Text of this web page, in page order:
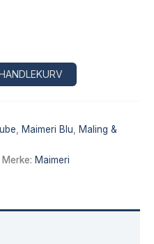
Maimeri Blu Maling &
Merke: Maimeri